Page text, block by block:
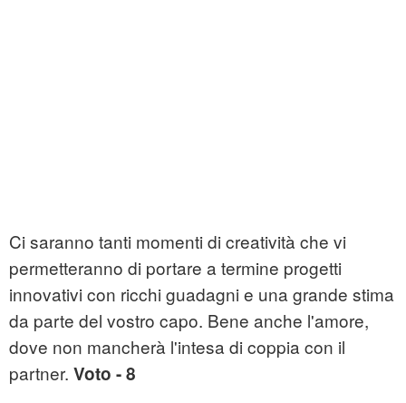
Ci saranno tanti momenti di creatività che vi
permetteranno di portare a termine progetti
innovativi con ricchi guadagni e una grande stima
da parte del vostro capo. Bene anche l'amore,
dove non mancherà l'intesa di coppia con il
partner. Voto - 8